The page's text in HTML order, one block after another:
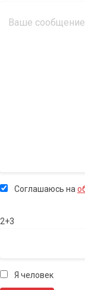
Соглашаюсь на
2+3
Я человек